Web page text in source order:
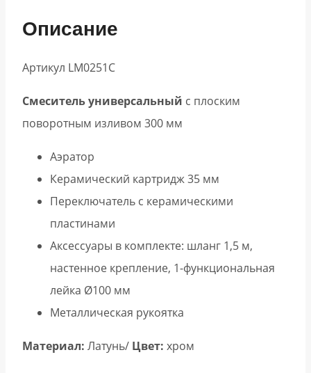
Описание
Артикул LM0251C
Смеситель универсальный с плоским
поворотным изливом 300 мм
Аэратор
Керамический картридж 35 мм
Переключатель с керамическими
пластинами
Аксессуары в комплекте: шланг 1,5 м,
настенное крепление, 1-функциональная
лейка Ø100 мм
Металлическая рукоятка
Материал: Латунь/ Цвет: хром